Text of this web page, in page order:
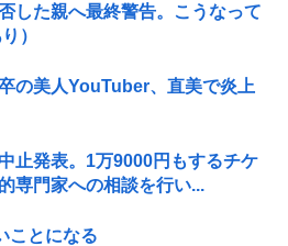
した親へ最終警告。こうなって
）
の美人YouTuber、直美で炎上
止発表。1万9000円もするチケ
専門家への相談を行い...
ことになる